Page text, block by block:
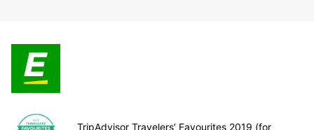
TripAdvisor Travelers’ Favourites 2019 (for